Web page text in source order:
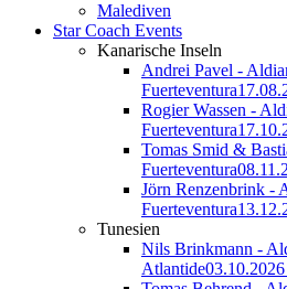
Malediven
Star Coach Events
Kanarische Inseln
Andrei Pavel -
Fuerteventura
Rogier Wassen -
Fuerteventura
Tomas Smid &
Fuerteventura
Jörn Renzenbrink -
Fuerteventura
Tunesien
Nils Brinkmann -
Atlantide